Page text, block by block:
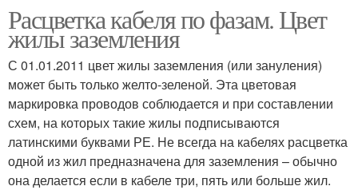
Расцветка кабеля по фазам. Цвет
жилы заземления
С 01.01.2011 цвет жилы заземления (или зануления)
может быть только желто-зеленой. Эта цветовая
маркировка проводов соблюдается и при составлении
схем, на которых такие жилы подписываются
латинскими буквами РЕ. Не всегда на кабелях расцветка
одной из жил предназначена для заземления – обычно
она делается если в кабеле три, пять или больше жил.